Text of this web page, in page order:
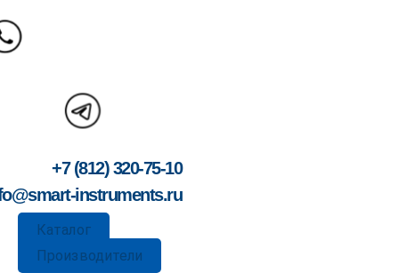
+7 (812) 320-75-10
instruments.ru
Каталог
Производители